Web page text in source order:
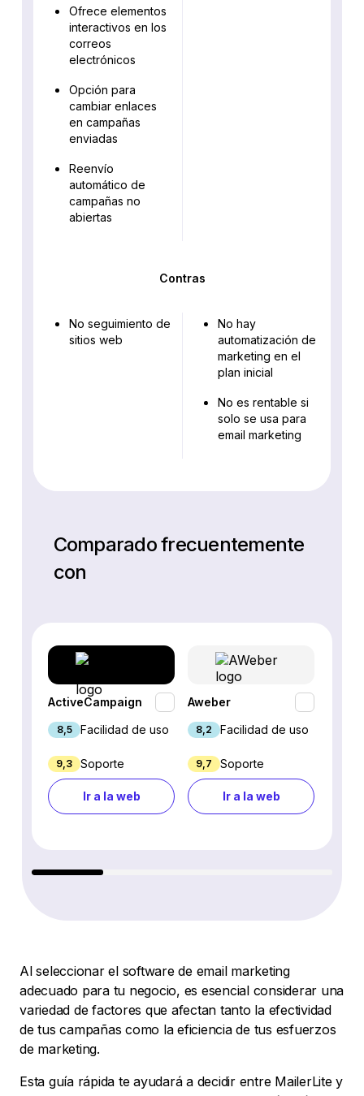
Ofrece elementos
interactivos en los
correos
electrónicos
Opción para
cambiar enlaces
en campañas
enviadas
Reenvío
automático de
campañas no
abiertas
Contras
No seguimiento de
sitios web
No hay
automatización de
marketing en el
plan inicial
No es rentable si
solo se usa para
email marketing
Comparado frecuentemente
con
ActiveCampaign
8,5 Facilidad de uso
9,3 Soporte
Ir a la web
Aweber
8,2 Facilidad de uso
9,7 Soporte
Ir a la web
Al seleccionar el software de email marketing
adecuado para tu negocio, es esencial considerar una
variedad de factores que afectan tanto la efectividad
de tus campañas como la eficiencia de tus esfuerzos
de marketing.
Esta guía rápida te ayudará a decidir entre MailerLite y